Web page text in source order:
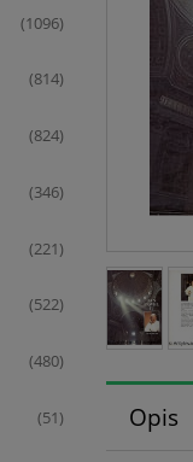
(1096)
(814)
(824)
(346)
(221)
(522)
(480)
(51) Opis